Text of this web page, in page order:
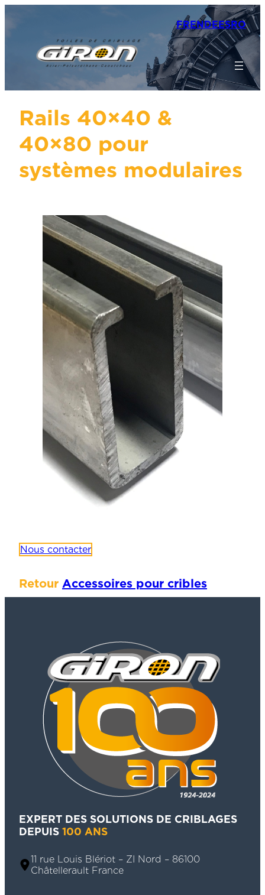
FRENDEESRO
Rails 40×40 &
40×80 pour
systèmes modulaires
Nous contacter
Retour Accessoires pour cribles
EXPERT DES SOLUTIONS DE CRIBLAGES
DEPUIS 100 ANS
11 rue Louis Blériot – ZI Nord – 86100
Châtellerault France